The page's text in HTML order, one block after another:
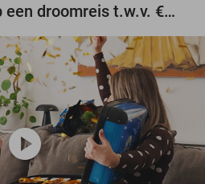
Maak gratis kans op een droomreis t.w.v. €3.000!
play_circle